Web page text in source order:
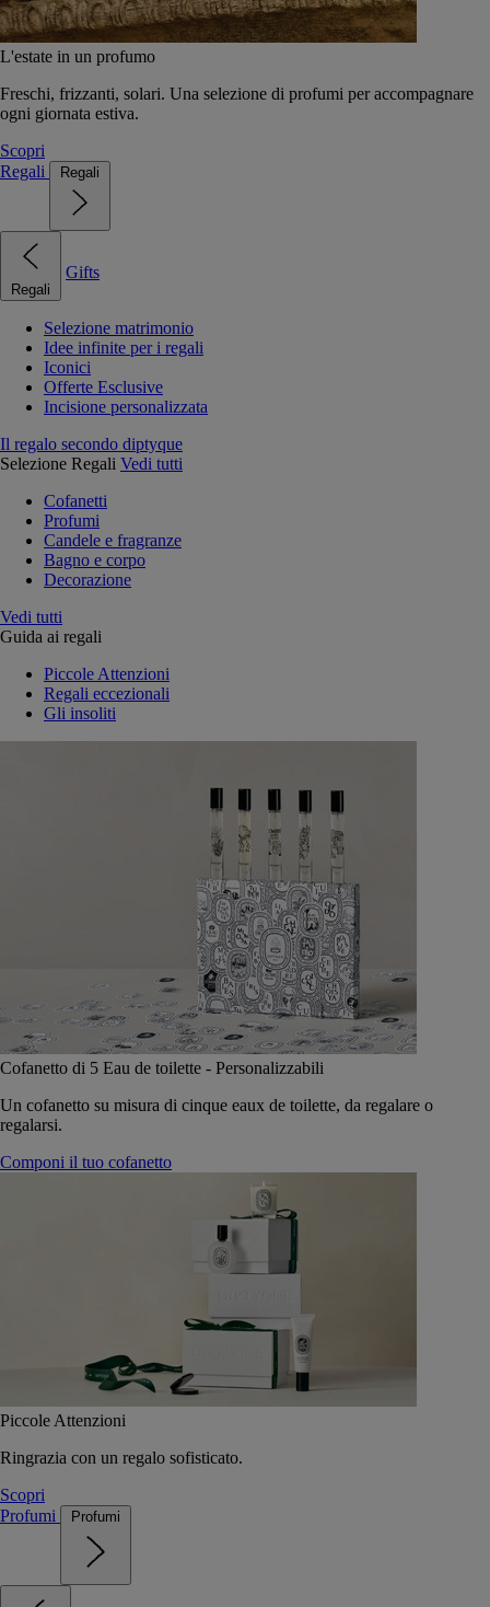
L'estate in un profumo
Freschi, frizzanti, solari. Una selezione di profumi per accompagnare
ogni giornata estiva.
Scopri
Regali
Regali
Regali
Gifts
Selezione matrimonio
Idee infinite per i regali
Iconici
Offerte Esclusive
Incisione personalizzata
Il regalo secondo diptyque
Selezione Regali Vedi tutti
Cofanetti
Profumi
Candele e fragranze
Bagno e corpo
Decorazione
Vedi tutti
Guida ai regali
Piccole Attenzioni
Regali eccezionali
Gli insoliti
Cofanetto di 5 Eau de toilette - Personalizzabili
Un cofanetto su misura di cinque eaux de toilette, da regalare o
regalarsi.
Componi il tuo cofanetto
Piccole Attenzioni
Ringrazia con un regalo sofisticato.
Scopri
Profumi
Profumi